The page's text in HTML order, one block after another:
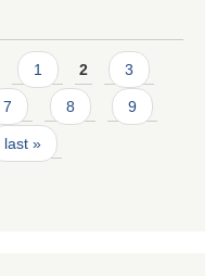
1 2 3
7 8 9
last »